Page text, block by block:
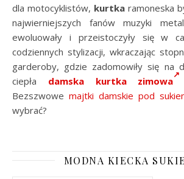
dla motocyklistów, kurtka ramoneska
najwierniejszych fanów muzyki
ewoluowały i przeistoczyły się w
codziennych stylizacji, wkraczając
garderoby, gdzie zadomowiły się na
ciepła damska kurtka zimowa
Bezszwowe majtki damskie pod
wybrać?
MODNA KIECKA